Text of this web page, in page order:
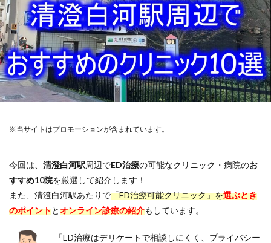
※当サイトはプロモーションが含まれています。
今回は、 清澄白河駅周辺でED治療の可能なクリニック・病院のお
すすめ10院を厳選して紹介します！
また、清澄白河駅あたりで「ED治療可能クリニック」を選ぶとき
のポイントとオンライン診療の紹介もしています。
「ED治療はデリケートで相談しにくく、プライバシー